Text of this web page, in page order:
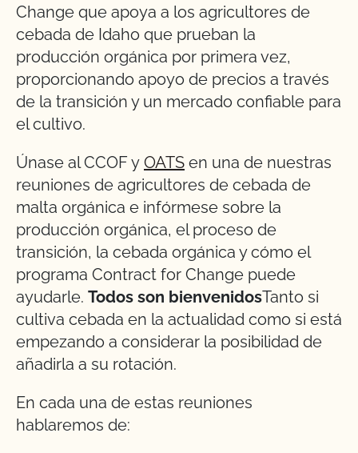
Change que apoya a los agricultores de
cebada de Idaho que prueban la
producción orgánica por primera vez,
proporcionando apoyo de precios a través
de la transición y un mercado confiable para
el cultivo.
Únase al CCOF y OATS en una de nuestras
reuniones de agricultores de cebada de
malta orgánica e infórmese sobre la
producción orgánica, el proceso de
transición, la cebada orgánica y cómo el
programa Contract for Change puede
ayudarle. Todos son bienvenidosTanto si
cultiva cebada en la actualidad como si está
empezando a considerar la posibilidad de
añadirla a su rotación.
En cada una de estas reuniones
hablaremos de: